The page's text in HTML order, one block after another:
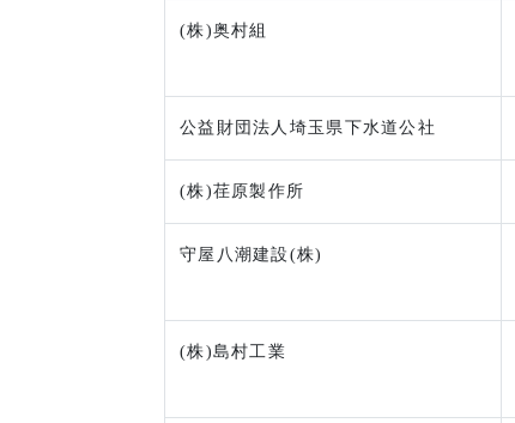
(株)奥村組
公益財団法人埼玉県下水道公社
(株)荏原製作所
守屋八潮建設(株)
(株)島村工業